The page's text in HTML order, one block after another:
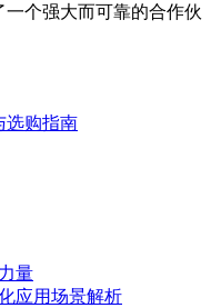
个强大而可靠的合作伙
选购指南
量
应用场景解析